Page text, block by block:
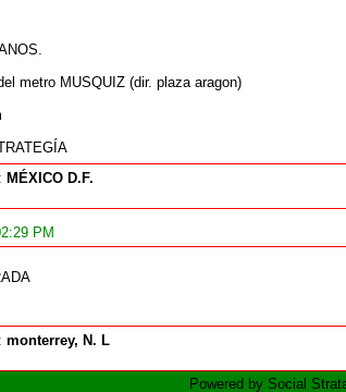
metro MUSQUIZ (dir. plaza aragon)
MÉXICO D.F.
PM
monterrey, N. L
Powered by Social